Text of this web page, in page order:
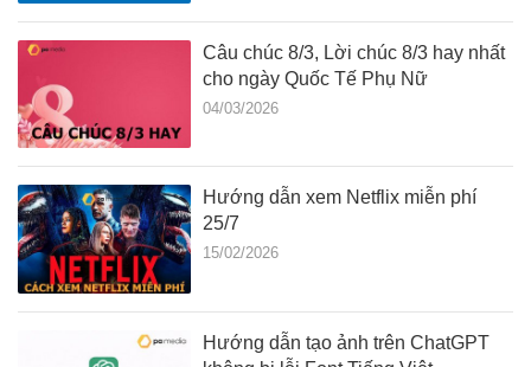
Câu chúc 8/3, Lời chúc 8/3 hay nhất
cho ngày Quốc Tế Phụ Nữ
04/03/2026
Hướng dẫn xem Netflix miễn phí
25/7
15/02/2026
Hướng dẫn tạo ảnh trên ChatGPT